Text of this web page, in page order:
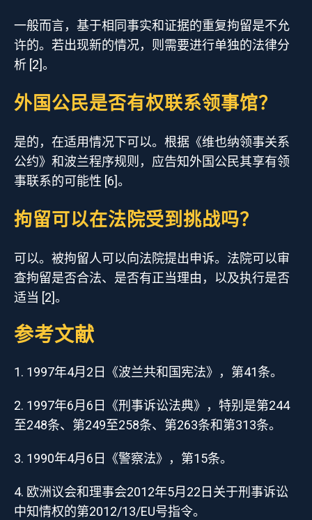
一般而言，基于相同事实和证据的重复拘留是不允
许的。若出现新的情况，则需要进行单独的法律分
析 [2]。
外国公民是否有权联系领事馆？
是的，在适用情况下可以。根据《维也纳领事关系
公约》和波兰程序规则，应告知外国公民其享有领
事联系的可能性 [6]。
拘留可以在法院受到挑战吗？
可以。被拘留人可以向法院提出申诉。法院可以审
查拘留是否合法、是否有正当理由，以及执行是否
适当 [2]。
参考文献
1997年4月2日《波兰共和国宪法》，第41条。
1997年6月6日《刑事诉讼法典》，特别是第244
至248条、第249至258条、第263条和第313条。
1990年4月6日《警察法》，第15条。
欧洲议会和理事会2012年5月22日关于刑事诉讼
中知情权的第2012/13/EU号指令。